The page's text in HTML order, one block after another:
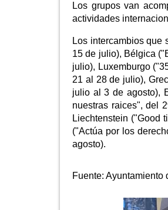
Los grupos van
actividades
Los intercambios que
15 de julio), Bélgica
julio), Luxemburgo
21 al 28 de julio),
julio al 3 de agosto),
nuestras raices", del
Liechtenstein ("Good
("Actúa por los
agosto).
Fuente: Ayuntamiento